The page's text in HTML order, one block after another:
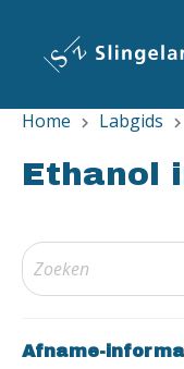
inhoud
Home chevron_right Labgids chevron_right
Ethanol
Afname-